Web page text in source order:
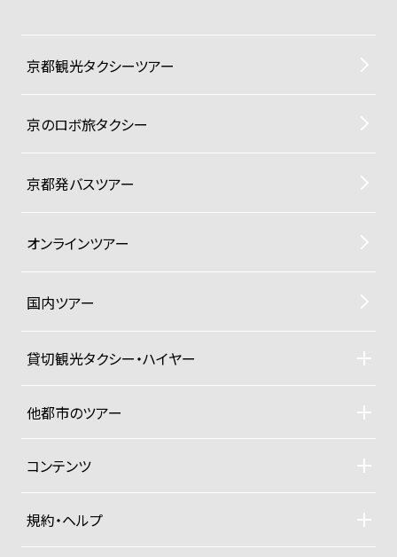
京都観光タクシーツアー
京のロボ旅タクシー
京都発バスツアー
オンラインツアー
国内ツアー
貸切観光タクシー・ハイヤー
貸切観光タクシー・ハイヤーTOP
車両ラインナップと料金
他都市のツアー
札幌観光タクシーツアー
東京観光タクシーツアー
コンテンツ
ドライバー紹介
四季折々の京都紀行
規約・ヘルプ
募集型企画旅行約款